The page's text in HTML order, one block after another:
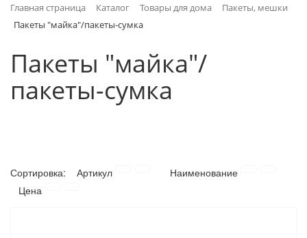
ИНТЕРЬЕР
КЛИМАТИЧЕСКАЯ ТЕХНИКА
НАСОСНОЕ ОБОРУДОВАНИЕ
Главная страница Каталог Товары для дома
Пакеты, мешки
Пакеты "майка"/пакеты-сумка
Пакеты "майка"/
пакеты-сумка
Сортировка: Артикул
Наименование
Цена